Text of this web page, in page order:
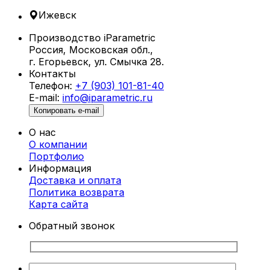
и общественных зон отдыха, таких как пляжи,
парки, бассейны и террасы.
Что такое параметрические шезлонги?
Параметрические шезлонги в
Ижевске создаются с использованием
алгоритмического проектирования,
позволяющего разрабатывать уникальные
формы с учетом анатомии человека. Благодаря
этому каждый шезлонг не только
привлекателен внешне, но и обеспечивает
максимальный комфорт.
Преимущества параметрических
шезлонгов
iParametric — это произведение
искусства, которое выделяет ваше
пространство.
Эргономичность.Конструкция учитывает
Ижевск
Производство iParametric
Россия, Московская обл.,
г. Егорьевск, ул. Смычка 28.
Контакты
Телефон: +7 (903) 101-81-40
E-mail: info@iparametric.ru
Копировать e-mail
О нас
О компании
Портфолио
Информация
Доставка и оплата
Политика возврата
Карта cайта
Обратный звонок